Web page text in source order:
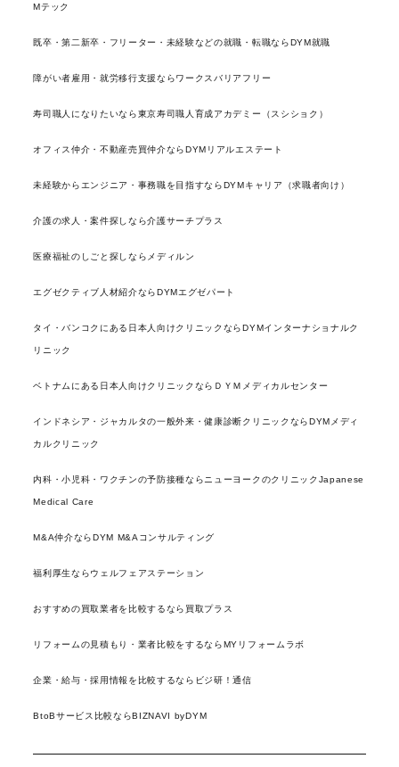
Mテック
既卒・第二新卒・フリーター・未経験などの就職・転職ならDYM就職
障がい者雇用・就労移行支援ならワークスバリアフリー
寿司職人になりたいなら東京寿司職人育成アカデミー（スシショク）
オフィス仲介・不動産売買仲介ならDYMリアルエステート
未経験からエンジニア・事務職を目指すならDYMキャリア（求職者向け）
介護の求人・案件探しなら介護サーチプラス
医療福祉のしごと探しならメディルン
エグゼクティブ人材紹介ならDYMエグゼパート
タイ・バンコクにある日本人向けクリニックならDYMインターナショナルク
リニック
ベトナムにある日本人向けクリニックならＤＹＭメディカルセンター
インドネシア・ジャカルタの一般外来・健康診断クリニックならDYMメディ
カルクリニック
内科・小児科・ワクチンの予防接種ならニューヨークのクリニックJapanese
Medical Care
M&A仲介ならDYM M&Aコンサルティング
福利厚生ならウェルフェアステーション
おすすめの買取業者を比較するなら買取プラス
リフォームの見積もり・業者比較をするならMYリフォームラボ
企業・給与・採用情報を比較するならビジ研！通信
BtoBサービス比較ならBIZNAVI byDYM